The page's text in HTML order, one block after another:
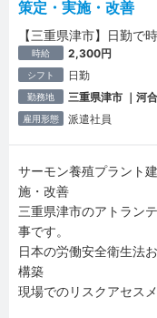
策定・実施・改善
【三重県津市】日勤で
時給 2,300円
シフト 日勤
勤務地 三重県津市 ｜河
雇用形態 派遣社員
サーモン養殖プラント
施・改善
三重県津市のアトラン
事です。
日本の労働安全衛生法
構築
現場でのリスクアセス